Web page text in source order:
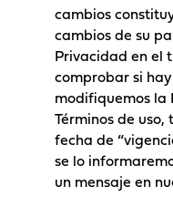
cambios
cambios de su
Privacidad en el
comprobar si
modifiquemos la
Términos de
fecha de
se lo
un mensaje en